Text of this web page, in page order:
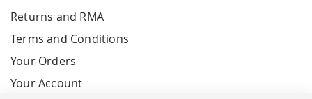
Returns and RMA
Terms and Conditions
Your Orders
Your Account